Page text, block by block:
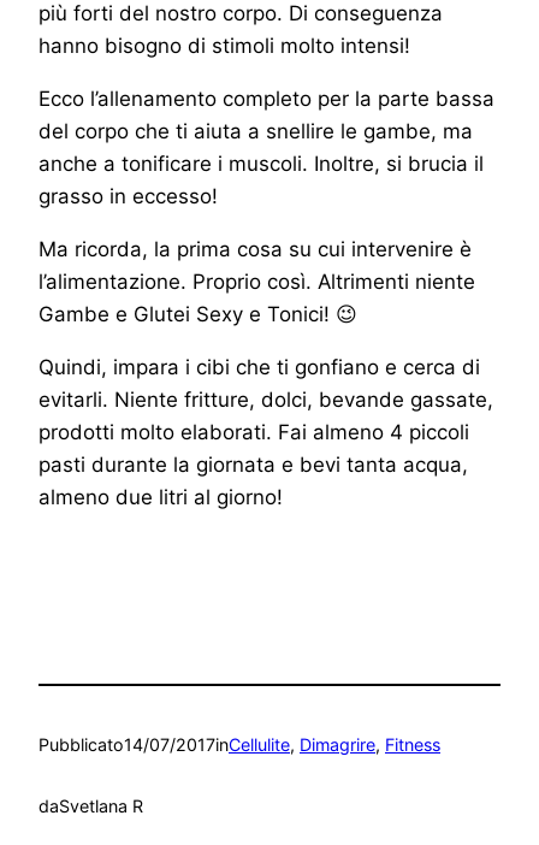
più forti del nostro corpo. Di conseguenza
hanno bisogno di stimoli molto intensi!
Ecco l’allenamento completo per la parte bassa
del corpo che ti aiuta a snellire le gambe, ma
anche a tonificare i muscoli. Inoltre, si brucia il
grasso in eccesso!
Ma ricorda, la prima cosa su cui intervenire è
l’alimentazione. Proprio così. Altrimenti niente
Gambe e Glutei Sexy e Tonici! 😉
Quindi, impara i cibi che ti gonfiano e cerca di
evitarli. Niente fritture, dolci, bevande gassate,
prodotti molto elaborati. Fai almeno 4 piccoli
pasti durante la giornata e bevi tanta acqua,
almeno due litri al giorno!
Pubblicato14/07/2017inCellulite, Dimagrire, Fitness
daSvetlana R